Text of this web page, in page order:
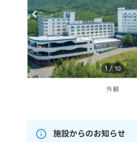
1 /10
外観
施設からのお知らせ